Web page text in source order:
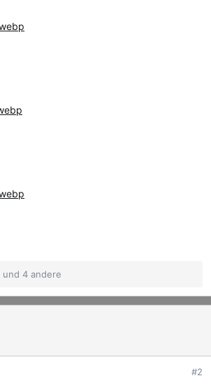
und 4 andere
#2